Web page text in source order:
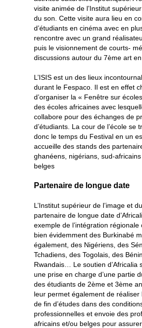
visite animée de l’Institut
du son. Cette visite aura lieu en
d’étudiants en cinéma avec en
rencontre avec un grand
puis le visionnement de courts-
discussions autour du 7ème art en
L’ISIS est un des lieux
durant le Fespaco. Il est en effet
d’organiser la « Fenêtre sur
des écoles africaines avec
collabore pour des échanges de
d’étudiants. La cour de l’école se
donc le temps du Festival en un
accueille des stands des
ghanéens, nigérians, sud-
belges
Partenaire de longue date
L’Institut supérieur de l’image et
partenaire de longue date
exemple de l’intégration régionale
bien évidemment des Burkinabé
également, des Nigériens, des
Tchadiens, des Togolais, des
Rwandais… Le soutien d’Africalia
une prise en charge d’une partie
des étudiants de 2ème et 3ème
leur permet également de réaliser
de fin d’études dans des
professionnelles et envoie des
africains et/ou belges pour